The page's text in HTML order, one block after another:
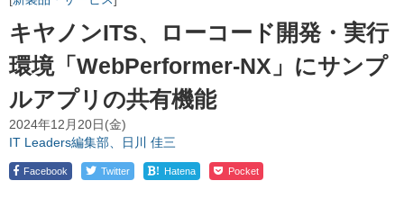
キヤノンITS、ローコード開発・実行
環境「WebPerformer-NX」にサンプ
ルアプリの共有機能
2024年12月20日(金)
IT Leaders編集部、日川 佳三
Facebook Twitter ! Hatena Pocket